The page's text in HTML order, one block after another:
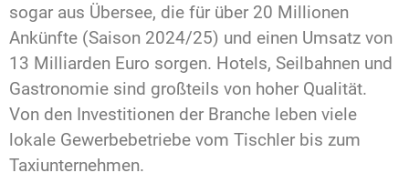
sogar aus Übersee, die für über 20 Millionen
Ankünfte (Saison 2024/25) und einen Umsatz von
13 Milliarden Euro sorgen. Hotels, Seilbahnen und
Gastronomie sind großteils von hoher Qualität.
Von den Investitionen der Branche leben viele
lokale Gewerbebetriebe vom Tischler bis zum
Taxiunternehmen.